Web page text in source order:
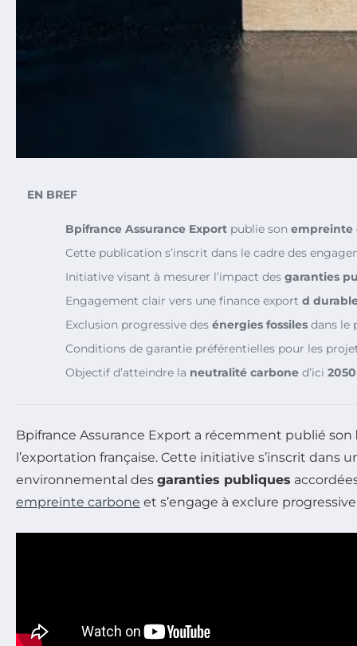
EN BREF
Bpifrance Assurance Export publie son empreinte
Cette publication s’inscrit dans le cadre des
Initiative visant à mesurer l’impact des garanties
Engagement clair vers une finance export d
Exclusion progressive des énergies fossiles dans le
Conditions de garantie préférentielles pour les
Objectif d’atteindre la neutralité carbone d’ici 2050
Bpifrance Assurance Export a récemment publié son
l’exportation française. Cette initiative s’inscrit dans
environnemental des garanties publiques
empreinte carbone et s’engage à exclure